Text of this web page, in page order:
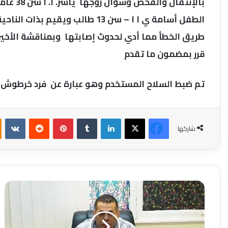
الطفل أسامة ي ا ا – سن 13
طريق الخطأ مما أدي لحدوث إصابتها وبمناقشة
قرر بمضمون ما تقدم
تم ضبط السلاح المستخدم وهو عبارة عن فرد خرطوش
شاركها
فيسبوك‫X لينكدإن بينتيريست
مباحث
التموين
تسقط
مدير